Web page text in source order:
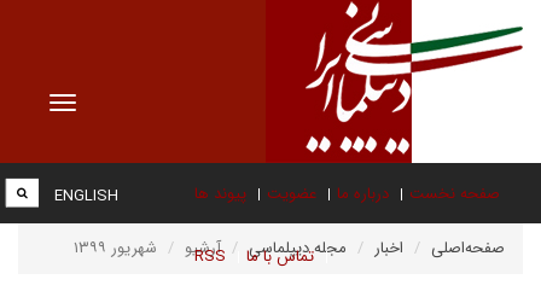
Toggle
صفحه نخست درباره ما عضویت پیوند ها
تماس با ما RSS
ENGLISH
صفحه‌اصلی اخبار مجله دیپلماسی آرشیو شهریور ۱۳۹۹